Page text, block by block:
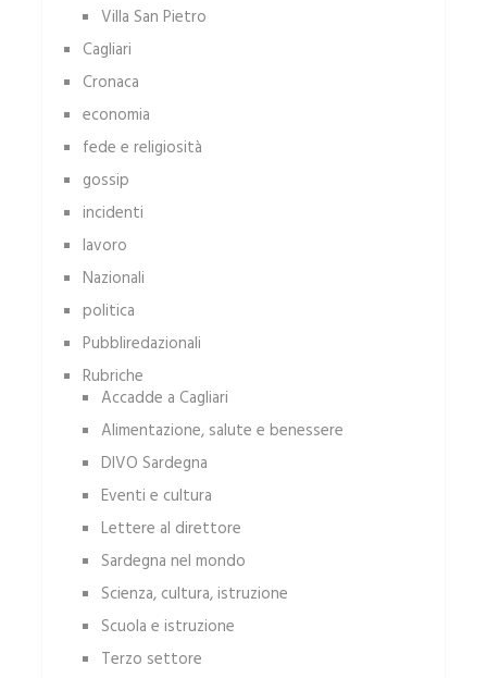
Villa San Pietro
Cagliari
Cronaca
economia
fede e religiosità
gossip
incidenti
lavoro
Nazionali
politica
Pubbliredazionali
Rubriche
Accadde a Cagliari
Alimentazione, salute e benessere
DIVO Sardegna
Eventi e cultura
Lettere al direttore
Sardegna nel mondo
Scienza, cultura, istruzione
Scuola e istruzione
Terzo settore